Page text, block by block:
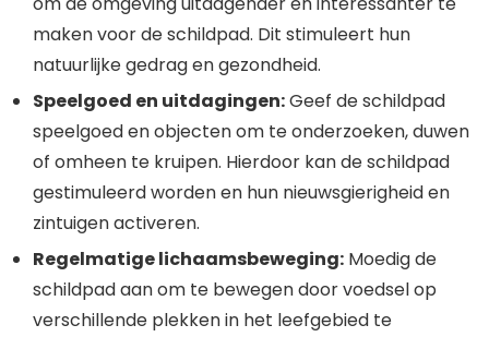
maken voor de schildpad. Dit stimuleert hun
natuurlijke gedrag en gezondheid.
Speelgoed en uitdagingen:Geef de schildpad
speelgoed en objecten om te onderzoeken, duwen
of omheen te kruipen. Hierdoor kan de schildpad
gestimuleerd worden en hun nieuwsgierigheid en
zintuigen activeren.
Regelmatige lichaamsbeweging: Moedig de
schildpad aan om te bewegen door voedsel op
verschillende plekken in het leefgebied te